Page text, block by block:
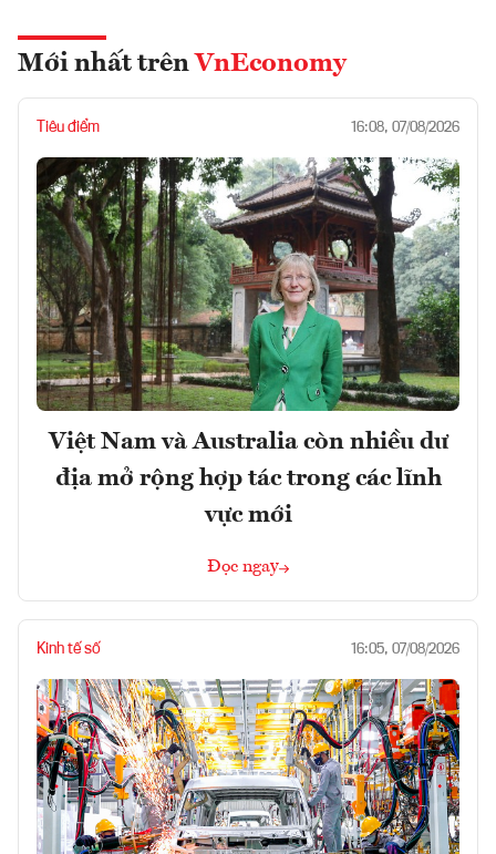
Mới nhất trên VnEconomy
Tiêu điểm 16:08, 07/08/2026
Việt Nam và Australia còn nhiều dư
địa mở rộng hợp tác trong các lĩnh
vực mới
Đọc ngay
Kinh tế số 16:05, 07/08/2026